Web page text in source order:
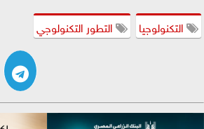
التكنولوجيا
التطور التكنولوجي